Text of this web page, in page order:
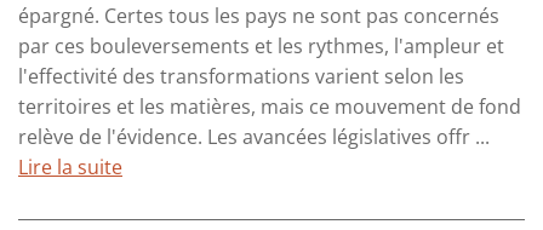
épargné. Certes tous les pays ne sont pas concernés
par ces bouleversements et les rythmes, l'ampleur et
l'effectivité des transformations varient selon les
territoires et les matières, mais ce mouvement de fond
relève de l'évidence. Les avancées législatives offr ...
Lire la suite